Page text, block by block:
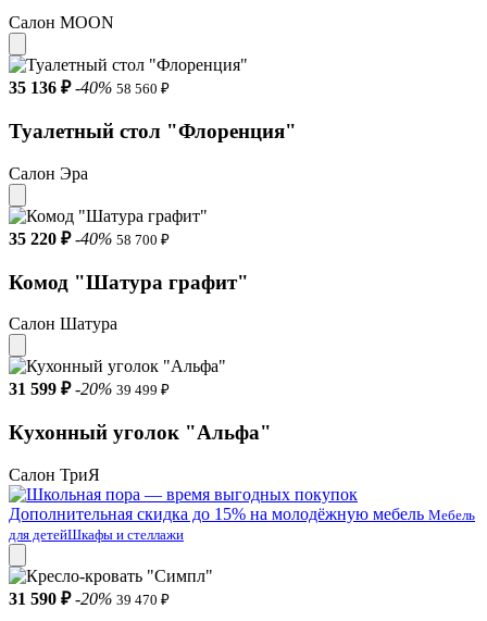
Салон MOON
35 136 ₽ -40% 58 560 ₽
Туалетный стол "Флоренция"
Салон Эра
35 220 ₽ -40% 58 700 ₽
Комод "Шатура графит"
Салон Шатура
31 599 ₽ -20% 39 499 ₽
Кухонный уголок "Альфа"
Салон ТриЯ
Дополнительная скидка до 15% на молодёжную мебель Мебель
для детейШкафы и стеллажи
31 590 ₽ -20% 39 470 ₽